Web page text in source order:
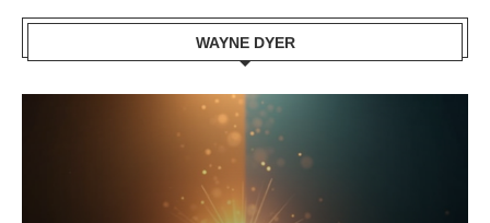
WAYNE DYER